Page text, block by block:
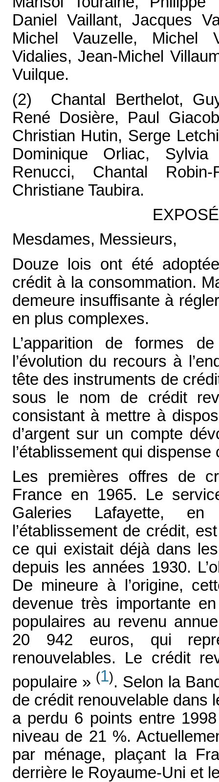
Daniel Vaillant, Jacques
Michel Vauzelle, Michel
Vidalies, Jean-Michel
Vuilque.
(2) Chantal Berthelot,
René Dosière, Paul
Christian Hutin, Serge
Dominique Orliac,
Renucci, Chantal
Christiane Taubira.
Mesdames, Messieurs,
Douze lois ont été
crédit à la consommation.
demeure insuffisante à
en plus complexes.
L’apparition de formes
l’évolution du recours à
tête des instruments de
sous le nom de crédit
consistant à mettre à
d’argent sur un compte
l’établissement qui
Les premières offres de
France en 1965. Le
Galeries Lafayette, en
l’établissement de crédit,
ce qui existait déjà dans
depuis les années 1930.
De mineure à l’origine,
devenue très importante
populaires au revenu
20 942 euros, qui
renouvelables. Le crédit
populaire » (1). Selon la
de crédit renouvelable dans
a perdu 6 points entre
niveau de 21 %.
par ménage, plaçant la
derrière le Royaume-Uni et